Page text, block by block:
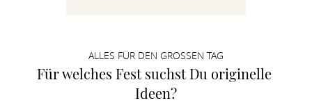
ALLES FÜR DEN GROSSEN TAG
Für welches Fest suchst Du originelle
Ideen?